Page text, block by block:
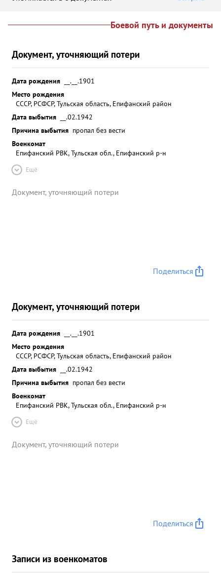
Боевой путь и документы
Документ, уточняющий потери
Дата рождения
__.__.1901
Место рождения
СССР, РСФСР, Тульская область, Епифанский район
Дата выбытия
__.02.1942
Причина выбытия пропал без вести
Военкомат
Епифанский РВК, Тульская обл., Епифанский р-н
Ещё
Документ, уточняющий потери
Поделиться
Документ, уточняющий потери
Дата рождения
__.__.1901
Место рождения
СССР, РСФСР, Тульская область, Епифанский район
Дата выбытия
__.02.1942
Причина выбытия пропал без вести
Военкомат
Епифанский РВК, Тульская обл., Епифанский р-н
Ещё
Документ, уточняющий потери
Поделиться
Записи из военкоматов